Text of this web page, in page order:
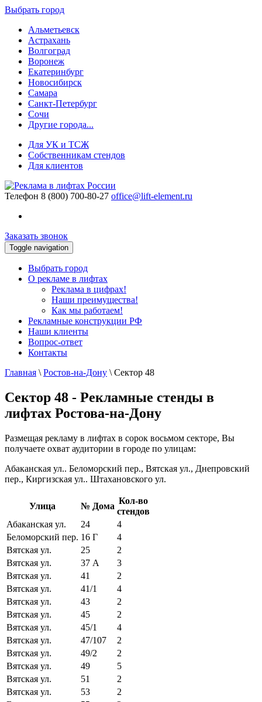
Выбрать город
Альметьевск
Астрахань
Волгоград
Воронеж
Екатеринбург
Новосибирск
Самара
Санкт-Петербург
Сочи
Другие города...
Для УК и ТСЖ
Собственникам стендов
Для клиентов
Телефон 8 (800) 700-80-27 office@lift-element.ru
Заказать звонок
Toggle navigation
Выбрать город
О рекламе в лифтах
Реклама в цифрах!
Наши преимущества!
Как мы работаем!
Рекламные конструкции РФ
Наши клиенты
Вопрос-ответ
Контакты
Главная \ Ростов-на-Дону \ Сектор 48
Сектор 48 - Рекламные стенды в
лифтах Ростова-на-Дону
Размещая рекламу в лифтах в сорок восьмом секторе, Вы
получаете охват аудитории в городе по улицам:
Абаканская ул.. Беломорский пер., Вятская ул., Днепровский
пер., Киргизская ул.. Штахановского ул.
Улица № Дома
Кол-во
стендов
Абаканская ул.
24
4
Беломорский пер. 16 Г
4
Вятская ул.
25
2
Вятская ул.
37 А
3
Вятская ул.
41
2
Вятская ул.
41/1
4
Вятская ул.
43
2
Вятская ул.
45
2
Вятская ул.
45/1
4
Вятская ул.
47/107
2
Вятская ул.
49/2
2
Вятская ул.
49
5
Вятская ул.
51
2
Вятская ул.
53
2